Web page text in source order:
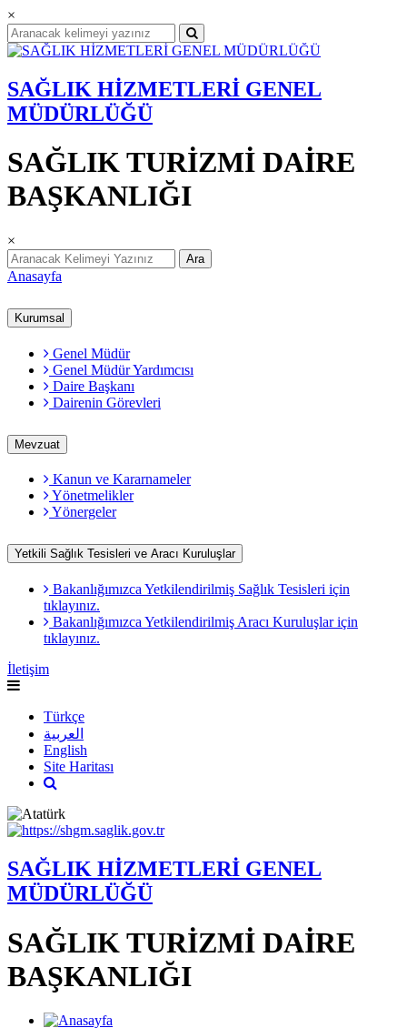
×
SAĞLIK HİZMETLERİ GENEL
MÜDÜRLÜĞÜ
SAĞLIK TURİZMİ DAİRE
BAŞKANLIĞI
×
Ara
Anasayfa
Kurumsal
Genel Müdür
Genel Müdür Yardımcısı
Daire Başkanı
Dairenin Görevleri
Mevzuat
Kanun ve Kararnameler
Yönetmelikler
Yönergeler
Yetkili Sağlık Tesisleri ve Aracı Kuruluşlar
Bakanlığımızca Yetkilendirilmiş Sağlık Tesisleri için
tıklayınız.
Bakanlığımızca Yetkilendirilmiş Aracı Kuruluşlar için
tıklayınız.
İletişim
Türkçe
العربية
English
Site Haritası
SAĞLIK HİZMETLERİ GENEL
MÜDÜRLÜĞÜ
SAĞLIK TURİZMİ DAİRE
BAŞKANLIĞI